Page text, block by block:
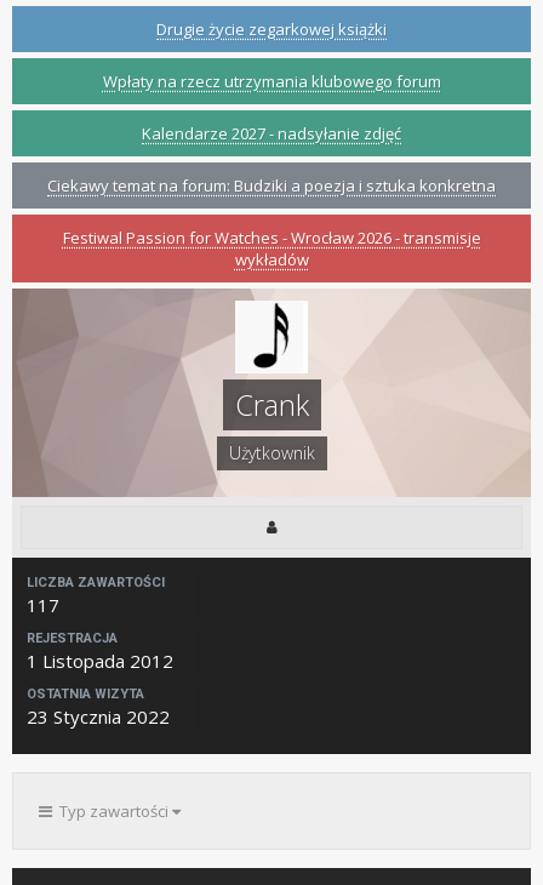
Drugie życie zegarkowej książki
Wpłaty na rzecz utrzymania klubowego forum
Kalendarze 2027 - nadsyłanie zdjęć
Ciekawy temat na forum: Budziki a poezja i sztuka konkretna
Festiwal Passion for Watches - Wrocław 2026 - transmisje
wykładów
Crank
Użytkownik
LICZBA ZAWARTOŚCI
117
REJESTRACJA
1 Listopada 2012
OSTATNIA WIZYTA
23 Stycznia 2022
Typ zawartości